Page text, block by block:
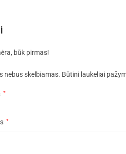
būk pirmas!
nebus skelbiamas. Būtini laukeliai
*
*